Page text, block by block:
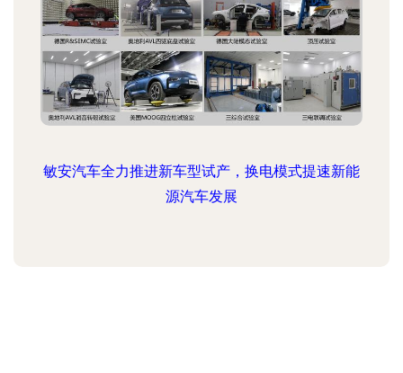
敏安汽车全力推进新车型试产，换电模式提速新能
源汽车发展